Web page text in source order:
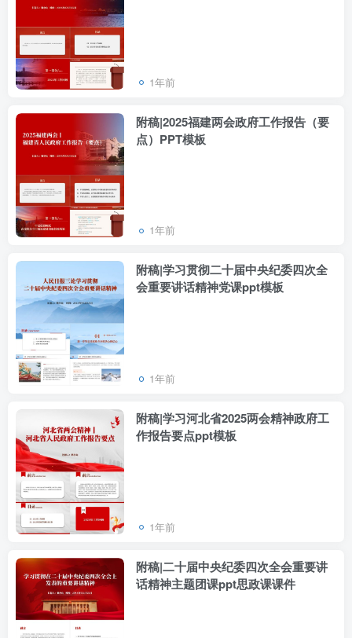
1年前
附稿|2025福建两会政府工作报告（要
点）PPT模板
1年前
附稿|学习贯彻二十届中央纪委四次全
会重要讲话精神党课ppt模板
1年前
附稿|学习河北省2025两会精神政府工
作报告要点ppt模板
1年前
附稿|二十届中央纪委四次全会重要讲
话精神主题团课ppt思政课课件